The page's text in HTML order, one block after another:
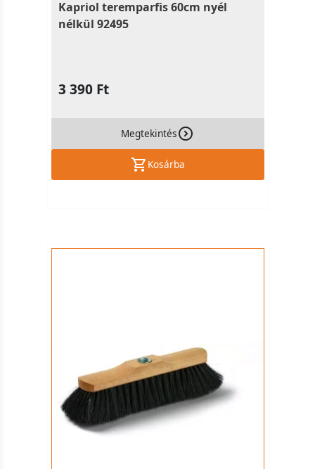
Kapriol teremparfis 60cm nyél
nélkül 92495
3 390 Ft
Megtekintés
Kosárba